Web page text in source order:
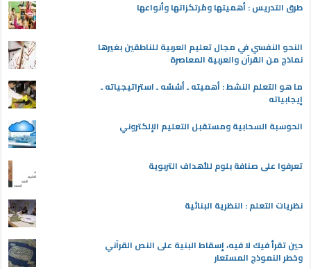
طرق التدريس : أهميتها ومُرتكزاتها وأنواعها
النحو النفسي في مجال تعليم العربية للناطقين بغيرها
نماذج من القرآن والعربية المعاصرة
ما هو التعلم النشط : أهميته ـ أسُسُه ـ استراتيجياته ـ
إيجابياته
الحوسبة السحابية ومستقبل التعليم الإلكتروني
تعرفوا على صنافة بلوم للأهداف التربوية
نظريات التعلم : النظرية البنائية
حين تقرأ فيك لا فيه، إسقاط البنية على النص القرآني
وخطر النموذج المستعار